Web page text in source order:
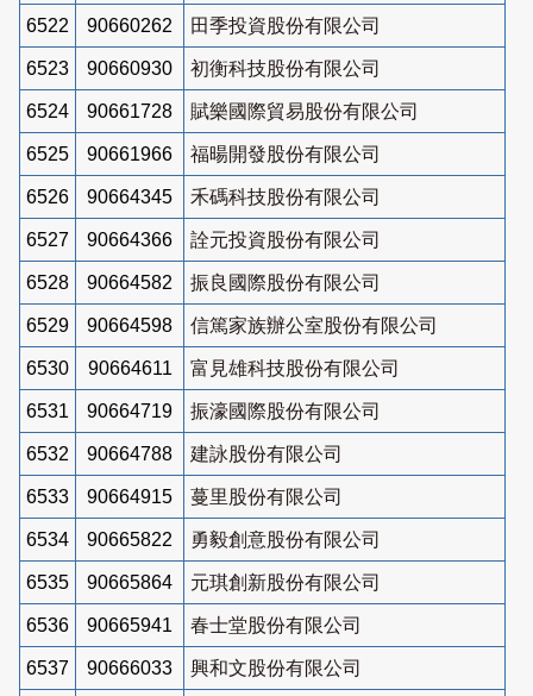
6522 90660262 田季投資股份有限公司
6523 90660930 初衡科技股份有限公司
6524 90661728 賦樂國際貿易股份有限公司
6525 90661966 福暘開發股份有限公司
6526 90664345 禾碼科技股份有限公司
6527 90664366 詮元投資股份有限公司
6528 90664582 振良國際股份有限公司
6529 90664598 信篤家族辦公室股份有限公司
6530 90664611 富見雄科技股份有限公司
6531 90664719 振濠國際股份有限公司
6532 90664788 建詠股份有限公司
6533 90664915 蔓里股份有限公司
6534 90665822 勇毅創意股份有限公司
6535 90665864 元琪創新股份有限公司
6536 90665941 春士堂股份有限公司
6537 90666033 興和文股份有限公司